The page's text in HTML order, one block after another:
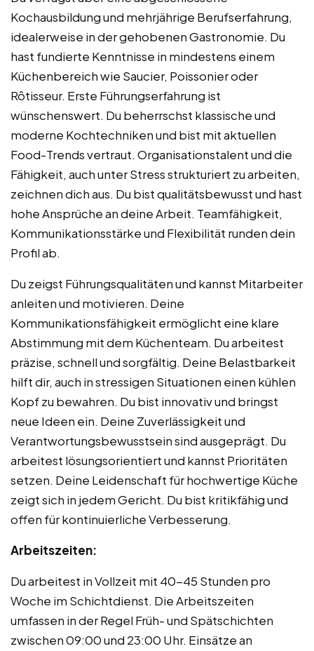
Kochausbildung und mehrjährige Berufserfahrung,
idealerweise in der gehobenen Gastronomie. Du
hast fundierte Kenntnisse in mindestens einem
Küchenbereich wie Saucier, Poissonier oder
Rôtisseur. Erste Führungserfahrung ist
wünschenswert. Du beherrschst klassische und
moderne Kochtechniken und bist mit aktuellen
Food-Trends vertraut. Organisationstalent und die
Fähigkeit, auch unter Stress strukturiert zu arbeiten,
zeichnen dich aus. Du bist qualitätsbewusst und hast
hohe Ansprüche an deine Arbeit. Teamfähigkeit,
Kommunikationsstärke und Flexibilität runden dein
Profil ab.
Du zeigst Führungsqualitäten und kannst Mitarbeiter
anleiten und motivieren. Deine
Kommunikationsfähigkeit ermöglicht eine klare
Abstimmung mit dem Küchenteam. Du arbeitest
präzise, schnell und sorgfältig. Deine Belastbarkeit
hilft dir, auch in stressigen Situationen einen kühlen
Kopf zu bewahren. Du bist innovativ und bringst
neue Ideen ein. Deine Zuverlässigkeit und
Verantwortungsbewusstsein sind ausgeprägt. Du
arbeitest lösungsorientiert und kannst Prioritäten
setzen. Deine Leidenschaft für hochwertige Küche
zeigt sich in jedem Gericht. Du bist kritikfähig und
offen für kontinuierliche Verbesserung.
Arbeitszeiten:
Du arbeitest in Vollzeit mit 40-45 Stunden pro
Woche im Schichtdienst. Die Arbeitszeiten
umfassen in der Regel Früh- und Spätschichten
zwischen 09:00 und 23:00 Uhr. Einsätze an